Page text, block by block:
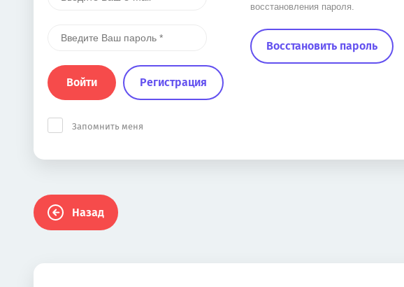
Войти Регистрация
Запомнить меня
восстановления пароля.
Восстановить пароль
Назад